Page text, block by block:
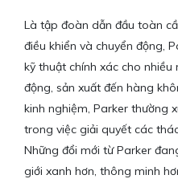
Là tập đoàn dẫn đầu toàn
điều khiển và chuyển động,
kỹ thuật chính xác cho
động, sản xuất đến hàng
kinh nghiệm, Parker thường
trong việc giải quyết các
Những đổi mới từ Parker
giới xanh hơn, thông minh